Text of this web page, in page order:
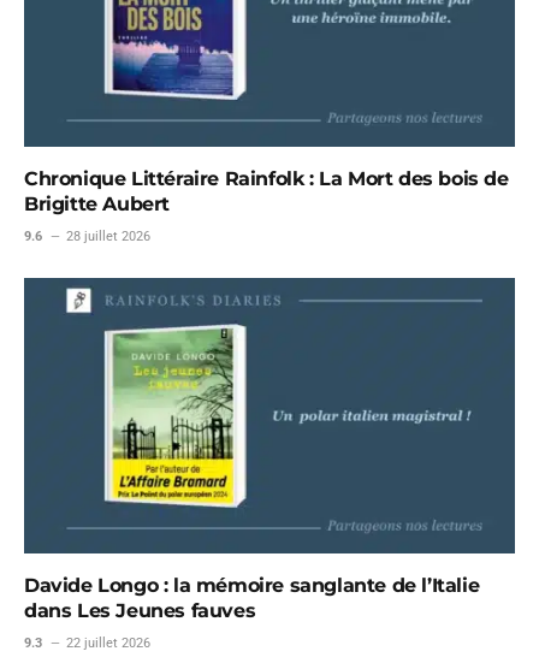
Chronique Littéraire Rainfolk : La Mort des bois de
Brigitte Aubert
9.6 28 juillet 2026
Davide Longo : la mémoire sanglante de l’Italie
dans Les Jeunes fauves
9.3 22 juillet 2026